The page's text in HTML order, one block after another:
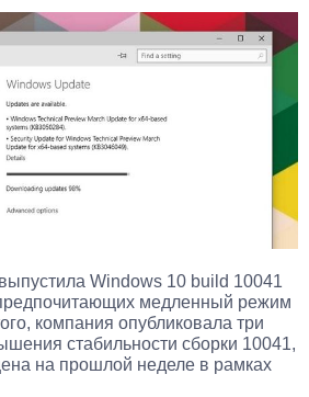
Windows 10 build 10041
медленный режим
компания опубликовала три
стабильности сборки 10041,
на прошлой неделе в рамках